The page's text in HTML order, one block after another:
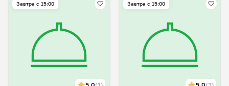
Завтра c 15:00 Завтра c 15:00